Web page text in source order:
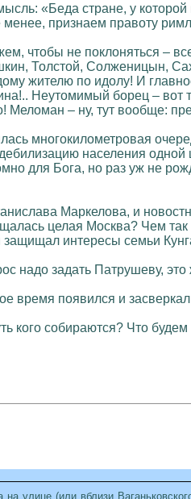
«Беда стране, у
признаем правоту
чтобы не поклоняться –
Толстой, Солженицын,
жителю по идолу! И
Неутомимый борец –
Меломан – ну, тут вообще:
многокилометровая
населения
для Бога, но раз уж не
Маркелова, и
целая Москва? Чем
защищал интересы семьи
надо задать Патрушеву,
время появился и
кого собираются? Что
улице (или вблизи